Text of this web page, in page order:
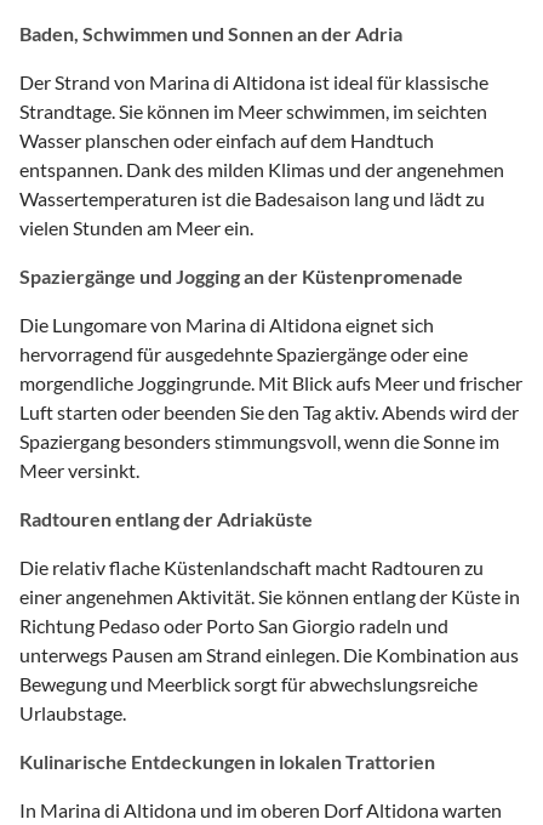
Baden, Schwimmen und Sonnen an der Adria
Der Strand von Marina di Altidona ist ideal für klassische
Strandtage. Sie können im Meer schwimmen, im seichten
Wasser planschen oder einfach auf dem Handtuch
entspannen. Dank des milden Klimas und der angenehmen
Wassertemperaturen ist die Badesaison lang und lädt zu
vielen Stunden am Meer ein.
Spaziergänge und Jogging an der Küstenpromenade
Die Lungomare von Marina di Altidona eignet sich
hervorragend für ausgedehnte Spaziergänge oder eine
morgendliche Joggingrunde. Mit Blick aufs Meer und frischer
Luft starten oder beenden Sie den Tag aktiv. Abends wird der
Spaziergang besonders stimmungsvoll, wenn die Sonne im
Meer versinkt.
Radtouren entlang der Adriaküste
Die relativ flache Küstenlandschaft macht Radtouren zu
einer angenehmen Aktivität. Sie können entlang der Küste in
Richtung Pedaso oder Porto San Giorgio radeln und
unterwegs Pausen am Strand einlegen. Die Kombination aus
Bewegung und Meerblick sorgt für abwechslungsreiche
Urlaubstage.
Kulinarische Entdeckungen in lokalen Trattorien
In Marina di Altidona und im oberen Dorf Altidona warten